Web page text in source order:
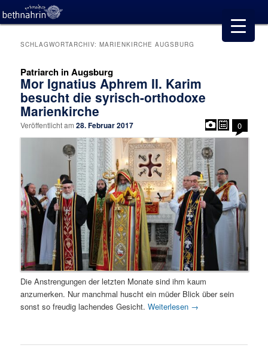
SCHLAGWORTARCHIV:MARIENKIRCHE AUGSBURG
Patriarch in Augsburg
Mor Ignatius Aphrem II. Karim
besucht die syrisch-orthodoxe
Marienkirche
Veröffentlicht am28. Februar 2017 0
Die Anstrengungen der letzten Monate sind ihm kaum
anzumerken. Nur manchmal huscht ein müder Blick über sein
sonst so freudig lachendes Gesicht.Weiterlesen →